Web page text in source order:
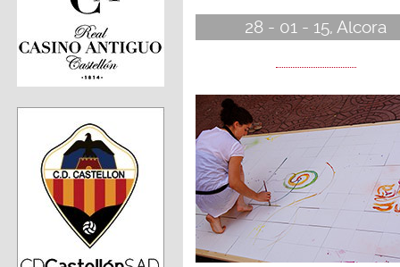
28 - 01 - 15, Alcora